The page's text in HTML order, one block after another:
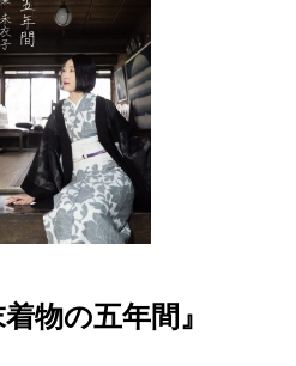
物の五年間』